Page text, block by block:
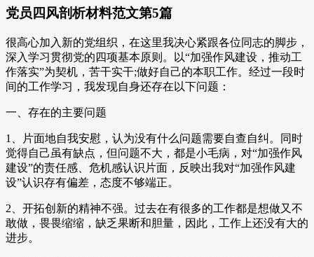
党员四风剖析材料范文第5篇
很高心加入新的党组织，在这里我决心紧跟各位同志的脚步，
深入学习贯彻党的四项基本原则。以“加强作风建设，推动工
作落实”为契机，苦干实干;做好自己的本职工作。经过一段时
间的工作学习，我发现自身还存在以下问题：
一、存在的主要问题
1、片面地自我安慰，认为没有什么问题需要自查自纠。同时
觉得自己虽有缺点，但问题不大，都是小毛病，对“加强作风
建设”的责任感、危机感认识片面，反映出我对“加强作风建
设”认识存有偏差，态度不够端正。
2、开拓创新的精神不强。过去在有很多的工作都是想做又不
敢做，畏畏缩缩，缺乏果断和胆量，因此，工作上还没有大的
进步。